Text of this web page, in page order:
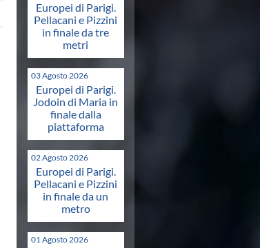
Europei di Parigi.
Pellacani e Pizzini
in finale da tre
metri
03 Agosto 2026
Europei di Parigi.
Jodoin di Maria in
finale dalla
piattaforma
02 Agosto 2026
Europei di Parigi.
Pellacani e Pizzini
in finale da un
metro
01 Agosto 2026